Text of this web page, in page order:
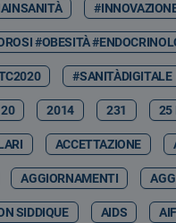
#OBESITÀ
#SANITÀDIGITALE
20 2014 231 25
ACCETTAZIONE
AGGIORNAMENTI
SIDDIQUE AIDS